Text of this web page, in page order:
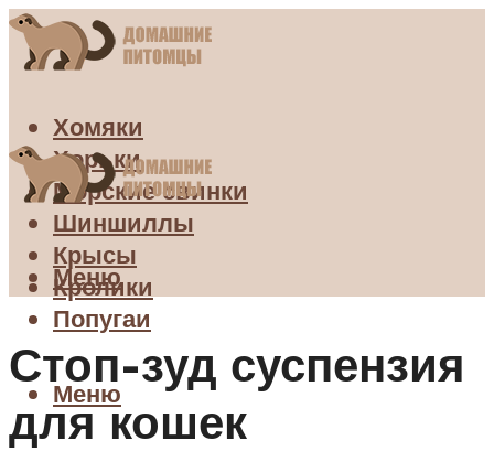
Хомяки
Хорьки
Морские свинки
Шиншиллы
Крысы
Кролики
Попугаи
Меню
Меню
Стоп-зуд суспензия
для кошек